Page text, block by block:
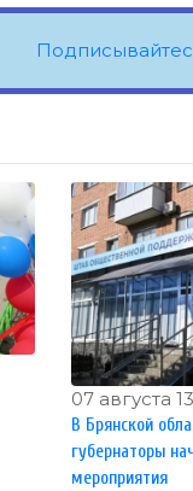
07 августа
В Брянской
губернаторы
мероприятия